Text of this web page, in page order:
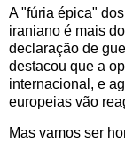
A "fúria épica"
iraniano é mais
declaração de
destacou que a
internacional, e
europeias vão
Mas vamos ser